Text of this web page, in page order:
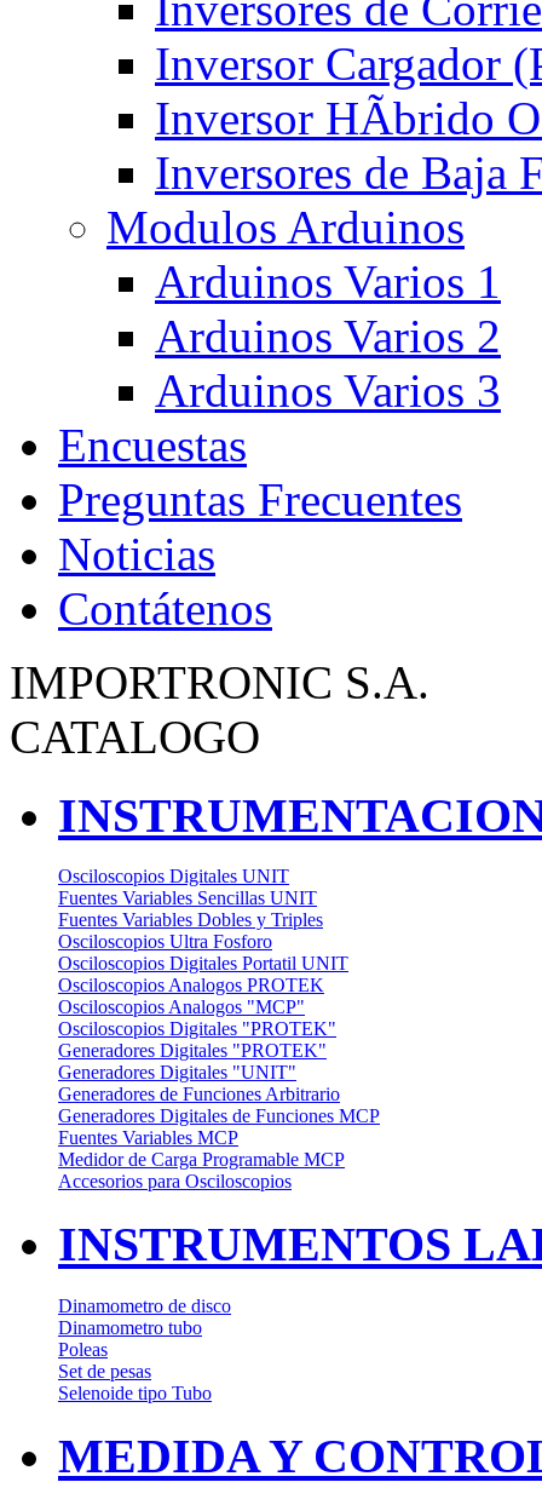
Inversor Cargador
Inversor HÃ­brido
Inversores de Baja
Modulos Arduinos
Arduinos Varios 1
Arduinos Varios 2
Arduinos Varios 3
Encuestas
Preguntas Frecuentes
Noticias
Contátenos
IMPORTRONIC S.A.
CATALOGO
Osciloscopios Digitales UNIT
Fuentes Variables Sencillas UNIT
Fuentes Variables Dobles y Triples
Osciloscopios Ultra Fosforo
Osciloscopios Digitales Portatil UNIT
Osciloscopios Analogos PROTEK
Osciloscopios Analogos "MCP"
Osciloscopios Digitales "PROTEK"
Generadores Digitales "PROTEK"
Generadores Digitales "UNIT"
Generadores de Funciones Arbitrario
Generadores Digitales de Funciones MCP
Fuentes Variables MCP
Medidor de Carga Programable MCP
Accesorios para Osciloscopios
INSTRUMENTOS
Dinamometro de disco
Dinamometro tubo
Poleas
Set de pesas
Selenoide tipo Tubo
MEDIDA Y